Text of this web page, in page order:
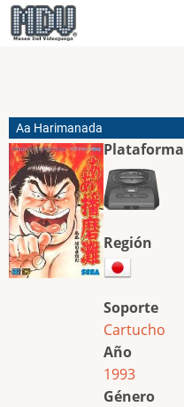
Pasar
al
Aa Harimanada
Plataforma
Región
Soporte
Cartucho
Año
1993
Género